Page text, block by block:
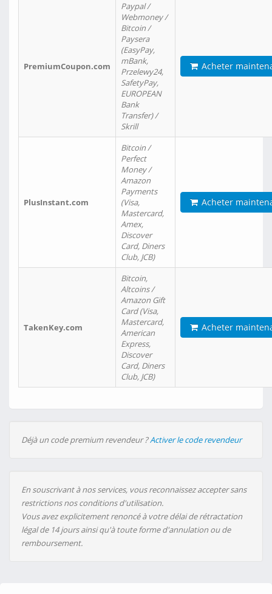
PremiumCoupon.com
Paypal /
Webmoney /
Bitcoin /
Paysera
(EasyPay,
mBank,
Przelewy24,
SafetyPay,
EUROPEAN
Bank
Transfer) /
Skrill
Acheter
PlusInstant.com
Bitcoin /
Perfect
Money /
Amazon
Payments
(Visa,
Mastercard,
Amex,
Discover
Card, Diners
Club, JCB)
Acheter
TakenKey.com
Bitcoin,
Altcoins /
Amazon Gift
Card (Visa,
Mastercard,
American
Express,
Discover
Card, Diners
Club, JCB)
Acheter
Déjà un code premium revendeur ?Activer le code revendeur
En souscrivant à nos services, vous reconnaissez accepter sans
restrictions nos conditions d'utilisation.
Vous avez explicitement renoncé à votre délai de rétractation
légal de 14 jours ainsi qu'à toute forme d'annulation ou de
remboursement.